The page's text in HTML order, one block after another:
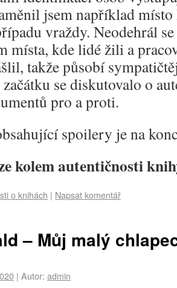
jsem například
vraždy. Neodehrál
místa, kde lidé žili a
takže působí
se diskutovalo o
pro a proti.
spoilery je na
kolem autentičnosti
o knihách | Napsat komentář
– Můj malý
| Autor: admin